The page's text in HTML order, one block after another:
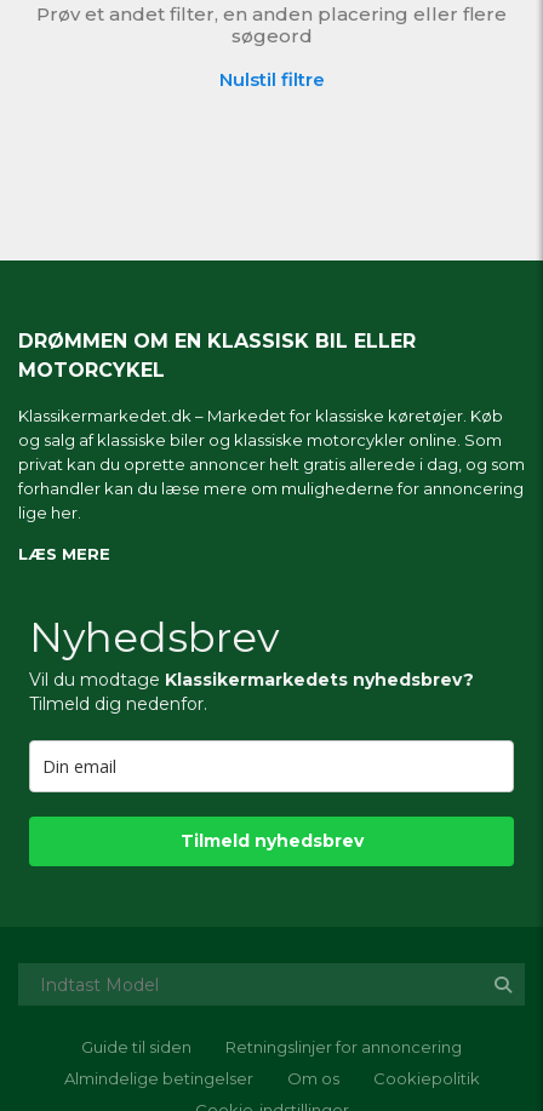
Prøv et andet filter, en anden placering eller flere
søgeord
Nulstil filtre
DRØMMEN OM EN KLASSISK BIL ELLER
MOTORCYKEL
Klassikermarkedet.dk – Markedet for klassiske køretøjer. Køb
og salg af klassiske biler og klassiske motorcykler online. Som
privat kan du oprette annoncer helt gratis allerede i dag, og som
forhandler kan du læse mere om mulighederne for annoncering
lige her.
LÆS MERE
Nyhedsbrev
Vil du modtage Klassikermarkedets nyhedsbrev?
Tilmeld dig nedenfor.
Tilmeld nyhedsbrev
Guide til siden
Retningslinjer for annoncering
Almindelige betingelser
Om os
Cookiepolitik